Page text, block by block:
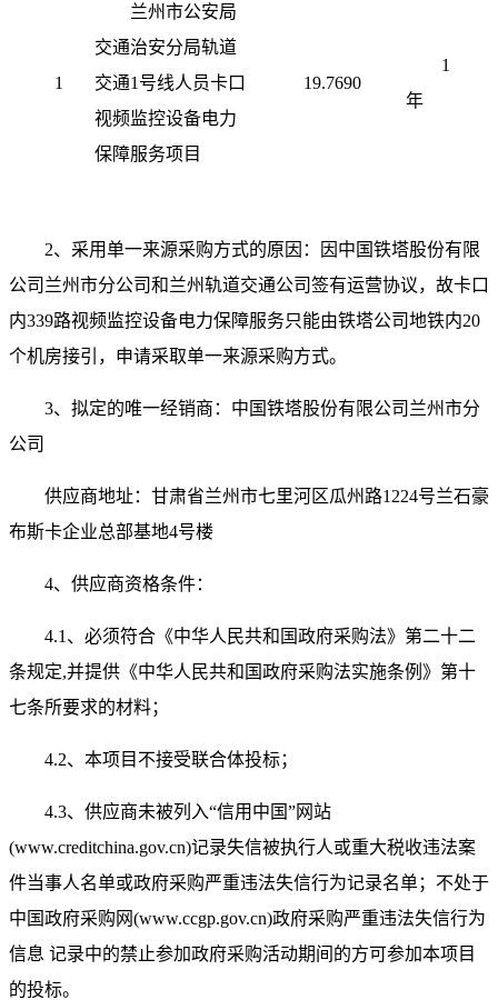
1
兰州市公安局
交通治安分局轨道
交通1 号线人员卡口
视频监控设备电力
保障服务项目
19.7690
1
年
2、采用单一来源采购方式的原因：因中国铁塔股份有限
公司兰州市分公司和兰州轨道交通公司签有运营协议，故卡口
内339路视频监控设备电力保障服务只能由铁塔公司地铁内20
个机房接引，申请采取单一来源采购方式。
3、拟定的唯一经销商：中国铁塔股份有限公司兰州市分
公司
供应商地址：甘肃省兰州市七里河区瓜州路1224号兰石豪
布斯卡企业总部基地4号楼
4、供应商资格条件：
4.1 、必须符合《中华人民共和国政府采购法》第二十二
条规定,并提供《中华人民共和国政府采购法实施条例》第十
七条所要求的材料；
4.2、本项目不接受联合体投标；
4.3、供应商未被列入“信用中国”网站
(www.creditchina.gov.cn)记录失信被执行人或重大税收违法案
件当事人名单或政府采购严重违法失信行为记录名单；不处于
中国政府采购网(www.ccgp.gov.cn)政府采购严重违法失信行为
信息 记录中的禁止参加政府采购活动期间的方可参加本项目
的投标。